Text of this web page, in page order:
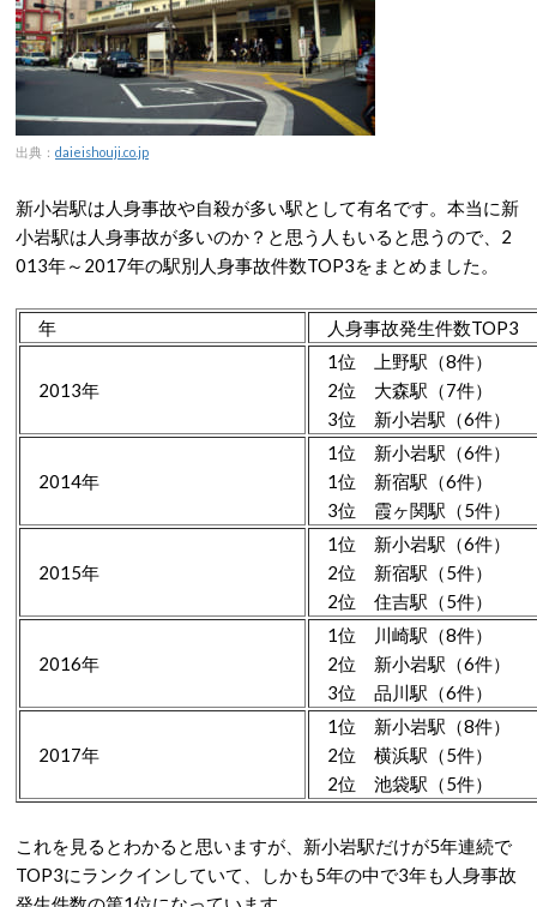
出典： daieishouji.co.jp
新小岩駅は人身事故や自殺が多い駅として有名です。本当に新
小岩駅は人身事故が多いのか？と思う人もいると思うので、2
013年～2017年の駅別人身事故件数TOP3をまとめました。
年 人身事故発生件数TOP3
2013年
1位 上野駅（8件）
2位 大森駅（7件）
3位 新小岩駅（6件）
2014年
1位 新小岩駅（6件）
1位 新宿駅（6件）
3位 霞ヶ関駅（5件）
2015年
1位 新小岩駅（6件）
2位 新宿駅（5件）
2位 住吉駅（5件）
2016年
1位 川崎駅（8件）
2位 新小岩駅（6件）
3位 品川駅（6件）
2017年
1位 新小岩駅（8件）
2位 横浜駅（5件）
2位 池袋駅（5件）
これを見るとわかると思いますが、新小岩駅だけが5年連続で
TOP3にランクインしていて、しかも5年の中で3年も人身事故